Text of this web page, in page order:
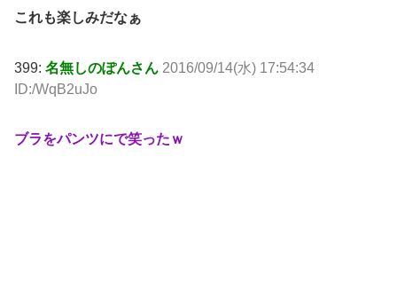
これも楽しみだなぁ
399: 名無しのぽんさん 2016/09/14(水) 17:54:34
ID:/WqB2uJo
ブラをパンツにで笑ったｗ